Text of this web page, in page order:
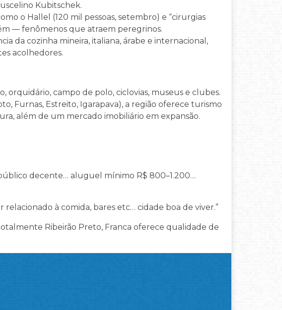
Kubitschek.
o Hallel (120 mil pessoas, setembro) e “cirurgias
— fenômenos que atraem peregrinos.
da cozinha mineira, italiana, árabe e internacional,
acolhedores.
orquidário, campo de polo, ciclovias, museus e clubes.
Furnas, Estreito, Igarapava), a região oferece turismo
além de um mercado imobiliário em expansão.
decente… aluguel mínimo R$ 800–1.200…
à comida, bares etc… cidade boa de viver.”
Ribeirão Preto, Franca oferece qualidade de